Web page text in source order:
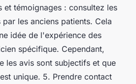
et témoignages : consultez les
les anciens patients. Cela
idée de l'expérience des
spécifique. Cependant,
les avis sont subjectifs et que
unique. 5. Prendre contact